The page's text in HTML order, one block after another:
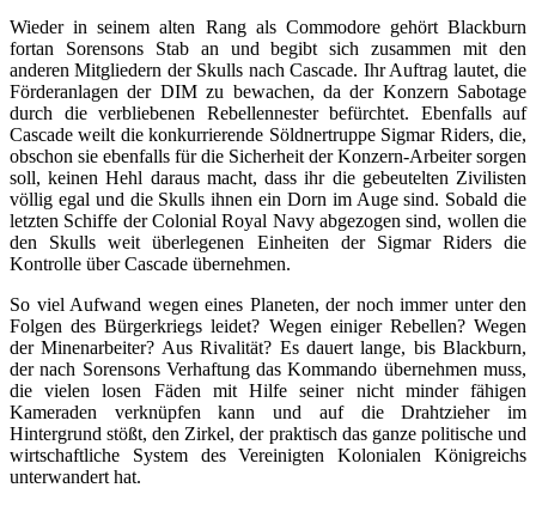
Wieder in seinem alten Rang als Commodore gehört Blackburn
fortan Sorensons Stab an und begibt sich zusammen mit den
anderen Mitgliedern der Skulls nach Cascade. Ihr Auftrag lautet, die
Förderanlagen der DIM zu bewachen, da der Konzern Sabotage
durch die verbliebenen Rebellennester befürchtet. Ebenfalls auf
Cascade weilt die konkurrierende Söldnertruppe Sigmar Riders, die,
obschon sie ebenfalls für die Sicherheit der Konzern-Arbeiter sorgen
soll, keinen Hehl daraus macht, dass ihr die gebeutelten Zivilisten
völlig egal und die Skulls ihnen ein Dorn im Auge sind. Sobald die
letzten Schiffe der Colonial Royal Navy abgezogen sind, wollen die
den Skulls weit überlegenen Einheiten der Sigmar Riders die
Kontrolle über Cascade übernehmen.
So viel Aufwand wegen eines Planeten, der noch immer unter den
Folgen des Bürgerkriegs leidet? Wegen einiger Rebellen? Wegen
der Minenarbeiter? Aus Rivalität? Es dauert lange, bis Blackburn,
der nach Sorensons Verhaftung das Kommando übernehmen muss,
die vielen losen Fäden mit Hilfe seiner nicht minder fähigen
Kameraden verknüpfen kann und auf die Drahtzieher im
Hintergrund stößt, den Zirkel, der praktisch das ganze politische und
wirtschaftliche System des Vereinigten Kolonialen Königreichs
unterwandert hat.